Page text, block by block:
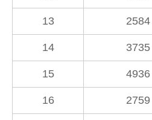
13 2584
14 3735
15 4936
16 2759